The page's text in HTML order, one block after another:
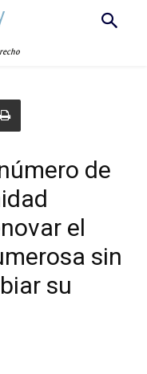
de
el
sin
su